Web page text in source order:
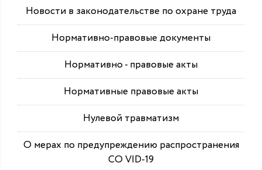
Новости в законодательстве по охране труда
Нормативно-правовые документы
Нормативно - правовые акты
Нормативные правовые акты
Нулевой травматизм
О мерах по предупреждению распространения
СО VID-19